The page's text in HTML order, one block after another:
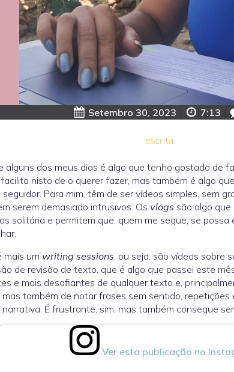
Setembro 30, 2023 7:13
escrita
alguns dos meus dias é algo que tenho gostado de
nisto de o querer fazer, mas também é algo
Para mim, têm de ser vídeos simples, sem
serem demasiado intrusivos. Os vlogs são algo
solitária e permitem que, quem me segue, se
mais um writing sessions, ou seja, são vídeos sobre
de revisão de texto, que é algo que passei este
e mais desafiantes de qualquer texto e,
mas também de notar frases sem sentido,
É frustrante, sim, mas também consegue
Ver esta publicação no